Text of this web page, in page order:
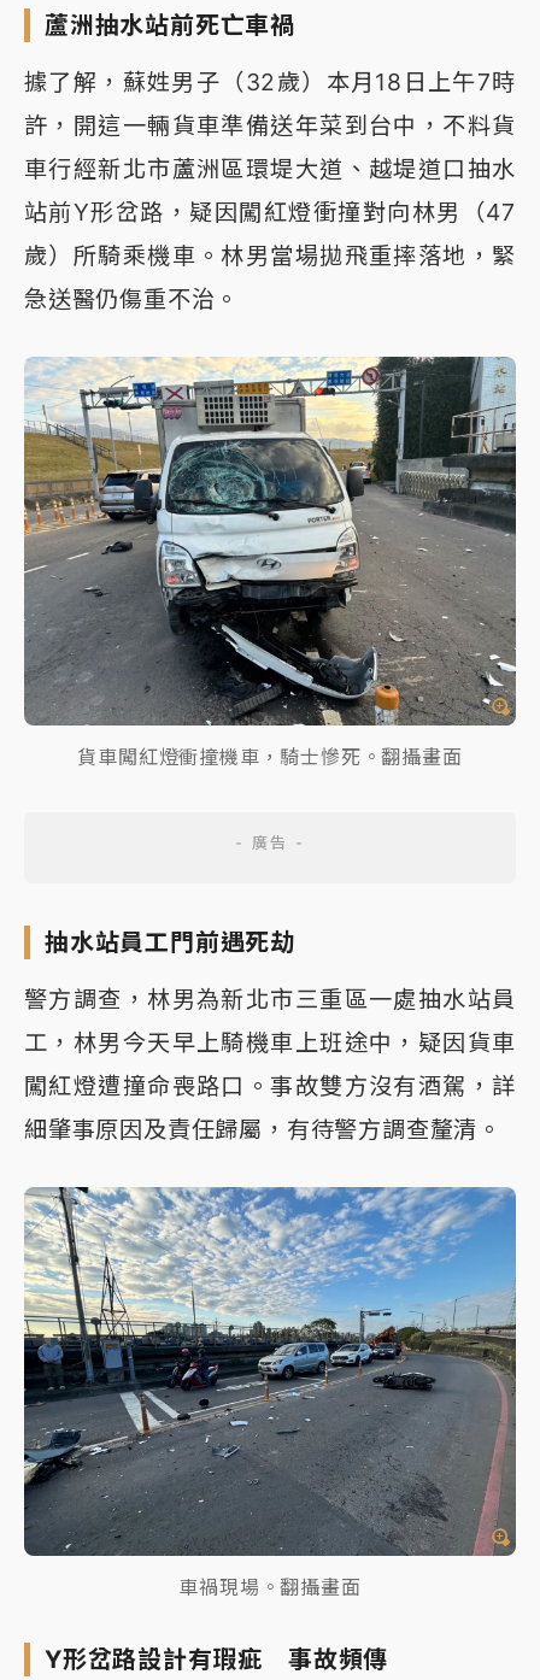
蘆洲抽水站前死亡車禍
據了解，蘇姓男子（32歲）本月18日上午7時
許，開這一輛貨車準備送年菜到台中，不料貨
車行經新北市蘆洲區環堤大道、越堤道口抽水
站前Y形岔路，疑因闖紅燈衝撞對向林男（47
歲）所騎乘機車。林男當場拋飛重摔落地，緊
急送醫仍傷重不治。
貨車闖紅燈衝撞機車，騎士慘死。翻攝畫面
抽水站員工門前遇死劫
警方調查，林男為新北市三重區一處抽水站員
工，林男今天早上騎機車上班途中，疑因貨車
闖紅燈遭撞命喪路口。事故雙方沒有酒駕，詳
細肇事原因及責任歸屬，有待警方調查釐清。
車禍現場。翻攝畫面
Y形岔路設計有瑕疵 事故頻傳